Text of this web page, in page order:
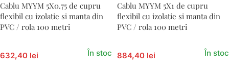
Cablu MYYM 5X0.75 de cupru
flexibil cu izolatie si manta din
PVC / rola 100 metri
632,40 lei În stoc
Cablu MYYM 5X1 de cupru
flexibil cu izolatie si manta din
PVC / rola 100 metri
884,40 lei În stoc